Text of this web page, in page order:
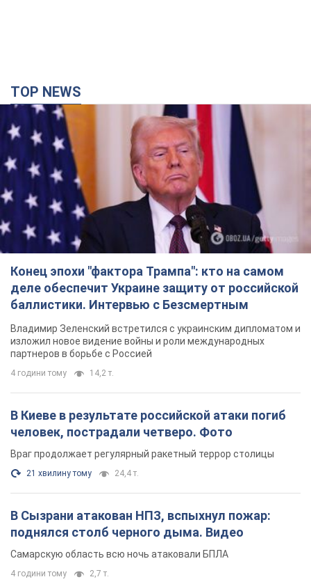
TOP NEWS
Конец эпохи "фактора Трампа": кто на самом
деле обеспечит Украине защиту от российской
баллистики. Интервью с Безсмертным
Владимир Зеленский встретился с украинским дипломатом и
изложил новое видение войны и роли международных
партнеров в борьбе с Россией
4 години тому 14,2 т.
В Киеве в результате российской атаки погиб
человек, пострадали четверо. Фото
Враг продолжает регулярный ракетный террор столицы
21 хвилину тому 24,4 т.
В Сызрани атакован НПЗ, вспыхнул пожар:
поднялся столб черного дыма. Видео
Самарскую область всю ночь атаковали БПЛА
4 години тому 2,7 т.